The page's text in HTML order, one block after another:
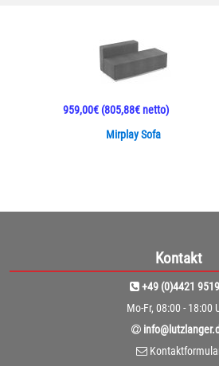
Mirplay Sofa
959,00€(805,88€ netto)
Kontakt
+49 (0)4421
Mo-Fr, 08:00 - 18:00